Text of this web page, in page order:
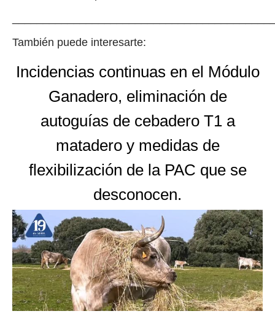
También puede interesarte:
Incidencias continuas en el Módulo
Ganadero, eliminación de
autoguías de cebadero T1 a
matadero y medidas de
flexibilización de la PAC que se
desconocen.